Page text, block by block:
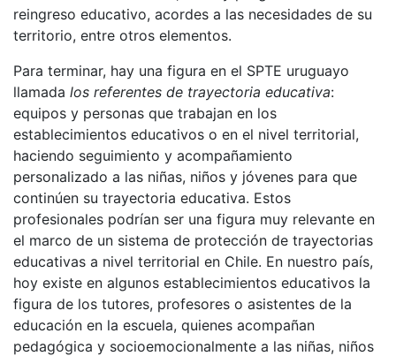
reingreso educativo, acordes a las necesidades de su
territorio, entre otros elementos.
Para terminar, hay una figura en el SPTE uruguayo
llamada los referentes de trayectoria educativa:
equipos y personas que trabajan en los
establecimientos educativos o en el nivel territorial,
haciendo seguimiento y acompañamiento
personalizado a las niñas, niños y jóvenes para que
continúen su trayectoria educativa. Estos
profesionales podrían ser una figura muy relevante en
el marco de un sistema de protección de trayectorias
educativas a nivel territorial en Chile. En nuestro país,
hoy existe en algunos establecimientos educativos la
figura de los tutores, profesores o asistentes de la
educación en la escuela, quienes acompañan
pedagógica y socioemocionalmente a las niñas, niños